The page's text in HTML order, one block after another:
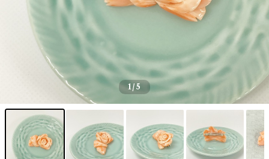
1/5